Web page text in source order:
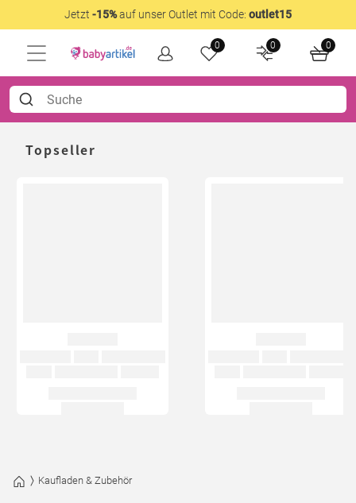
Jetzt -15%auf unser Outlet mit Code: outlet15
0 0 0
Topseller
Kaufladen & Zubehör